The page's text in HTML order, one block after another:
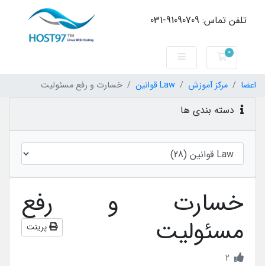
تلفن تماس: 91090709-031
0 کارت خرید
اعضا مرکز آموزش Law قوانین خسارت و رفع مسئولیت
دسته بندی ها
خسارت و رفع
مسئولیت پرینت
2